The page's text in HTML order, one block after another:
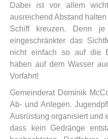
Dabei ist vor allem
ausreichend Abstand
Schiff kreuzen. Denn
eingeschränkter das
nicht einfach so auf die
haben auf dem Wasser
Vorfahrt!
Gemeinderat Dominik
Ab- und Anlegen.
Ausrüstung organisiert und
dass kein Gedränge